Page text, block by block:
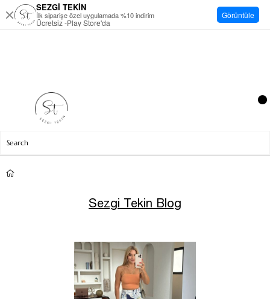
Sezgi Tekin Blog
SEZGİ TEKİN
İlk siparişe özel uygulamada %10 indirim
Ücretsiz -Play Store'da
Görüntüle